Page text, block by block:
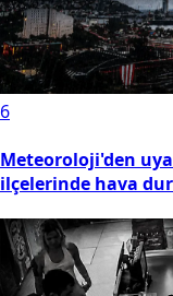
6
Meteoroloji'den
ilçelerinde hava